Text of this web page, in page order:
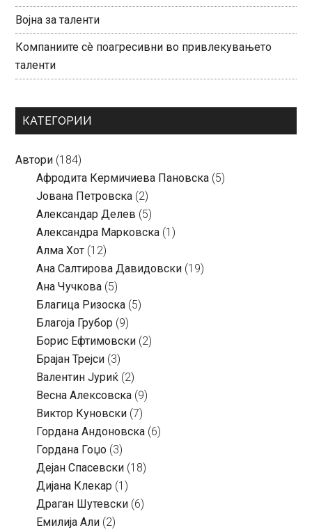
Војна за таленти
Компаниите сè поагресивни во привлекувањето
таленти
КАТЕГОРИИ
Автори (184)
Aфродита Кермичиева Пановска (5)
Јована Петровска (2)
Александар Делев (5)
Александра Марковска (1)
Алма Хот (12)
Ана Салтирова Давидовски (19)
Ана Чучкова (5)
Благица Ризоска (5)
Благоја Грубор (9)
Борис Ефтимовски (2)
Брајан Трејси (3)
Валентин Јуриќ (2)
Весна Алексовска (9)
Виктор Куновски (7)
Гордана Андоновска (6)
Гордана Гоџо (3)
Дејан Спасевски (18)
Дијана Клекар (1)
Драган Шутевски (6)
Емилија Али (2)